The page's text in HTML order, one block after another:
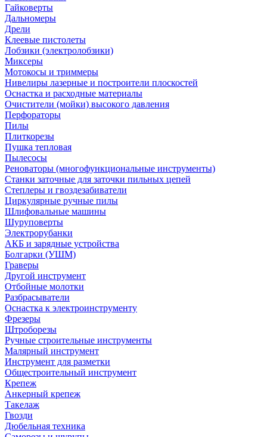
Гайковерты
Дальномеры
Дрели
Клеевые пистолеты
Лобзики (электролобзики)
Миксеры
Мотокосы и триммеры
Нивелиры лазерные и построители плоскостей
Оснастка и расходные материалы
Очистители (мойки) высокого давления
Перфораторы
Пилы
Плиткорезы
Пушка тепловая
Пылесосы
Реноваторы (многофункциональные инструменты)
Станки заточные для заточки пильных цепей
Степлеры и гвоздезабиватели
Циркулярные ручные пилы
Шлифовальные машины
Шуруповерты
Электрорубанки
АКБ и зарядные устройства
Болгарки (УШМ)
Граверы
Другой инструмент
Отбойные молотки
Разбрасыватели
Оснастка к электроинструменту
Фрезеры
Штроборезы
Ручные строительные инструменты
Малярный инструмент
Инструмент для разметки
Общестроительный инструмент
Крепеж
Анкерный крепеж
Такелаж
Гвозди
Дюбельная техника